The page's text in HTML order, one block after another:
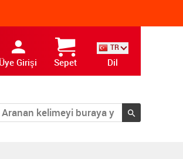
Üye Girişi Sepet
TR
Dil